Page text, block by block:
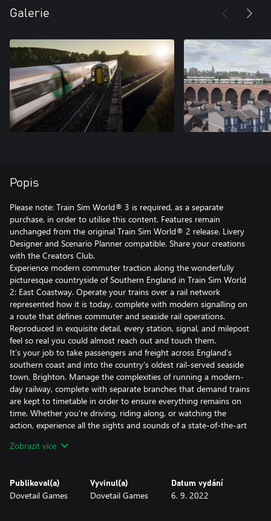
Galerie
Popis
Please note: Train Sim World® 3 is required, as a separate
purchase, in order to utilise this content. Features remain
unchanged from the original Train Sim World® 2 release. Livery
Designer and Scenario Planner compatible. Share your creations
with the Creators Club.
Experience modern commuter traction along the wonderfully
picturesque countryside of Southern England in Train Sim World
2: East Coastway. Operate your trains over a rail network
represented how it is today, complete with modern signalling on
a route that defines commuter and seaside rail operations.
Reproduced in exquisite detail, every station, signal, and milepost
feel so real you could almost reach out and touch them.
It’s your job to take passengers and freight across England’s
southern coast and into the country’s oldest rail-served seaside
town, Brighton. Manage the complexities of running a modern-
day railway, complete with separate branches that demand trains
are kept to timetable in order to ensure everything remains on
time. Whether you’re driving, riding along, or watching the
action, experience all the sights and sounds of a state-of-the-art
Zobrazit více
Publikoval(a)
Dovetail Games
Vyvinul(a)
Dovetail Games
Datum vydání
6. 9. 2022